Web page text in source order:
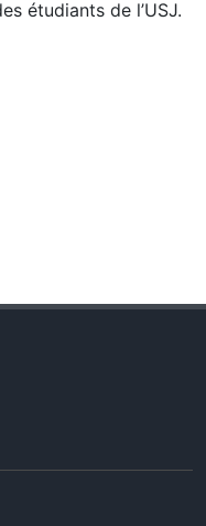
étudiants de l’USJ.